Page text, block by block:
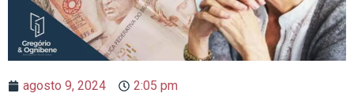
agosto 9, 2024 2:05 pm